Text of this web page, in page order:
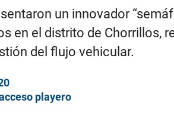
un innovador
en el distrito de Chorrillos,
del flujo vehicular.
playero